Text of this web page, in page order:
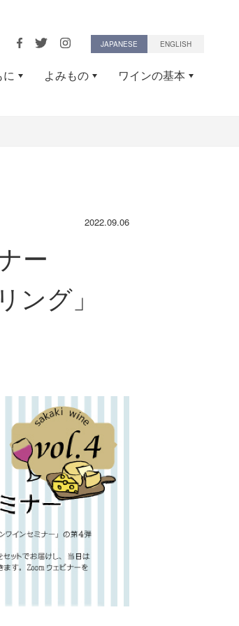
JAPANESE ENGLISH
に よみもの ワインの基本
2022.09.06
ー
ング」